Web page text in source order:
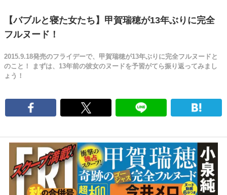
【バブルと寝た女たち】甲賀瑞穂が13年ぶりに完全
フルヌード！
2015.9.18発売のフライデーで、甲賀瑞穂が13年ぶりに完全フルヌードと
のこと！ まずは、13年前の彼女のヌードを予習がてら振り返ってみまし
ょう！